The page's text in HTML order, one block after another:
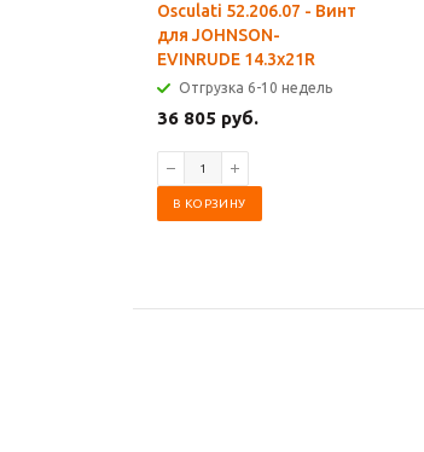
Osculati 52.206.07 - Винт
для JOHNSON-
EVINRUDE 14.3x21R
Отгрузка 6-10 недель
36 805 руб.
В КОРЗИНУ